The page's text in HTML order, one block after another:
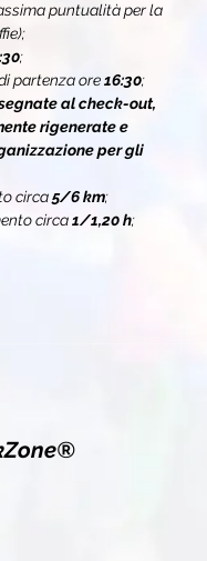
puntualità per la
;
partenza ore 16:30;
al check-out,
rigenerate e
per gli
circa 5/6 km;
circa 1/1,20 h;